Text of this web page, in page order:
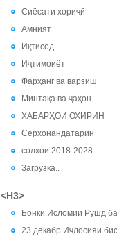
Сиёсати хориҷӣ
Амният
Иқтисод
Иҷтимоиёт
Фарҳанг ва варзиш
Минтақа ва ҷаҳон
ХАБАРҲОИ ОХИРИН
Серхонандатарин
солҳои 2018-2028
Загрузка..
<H3>
Бонки Исломии Рушд
23 декабр Иҷлосияи